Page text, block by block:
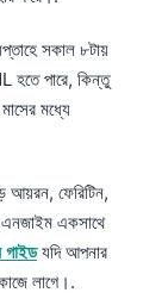
সকাল ৮টায়
পারে, কিন্তু
মধ্যে
ফেরিটিন,
এনজাইম একসাথে
গাইডযদি আপনার
লাগে।.